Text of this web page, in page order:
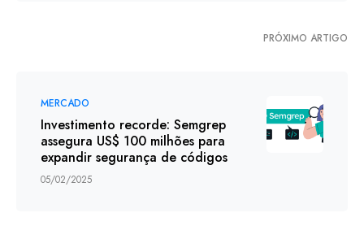
PRÓXIMO ARTIGO
MERCADO
Investimento recorde: Semgrep
assegura US$ 100 milhões para
expandir segurança de códigos
05/02/2025